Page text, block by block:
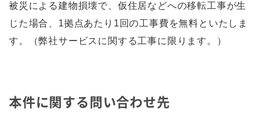
被災による建物損壊で、仮住居などへの移転工事が生
じた場合、1拠点あたり1回の工事費を無料といたしま
す。（弊社サービスに関する工事に限ります。）
本件に関する問い合わせ先